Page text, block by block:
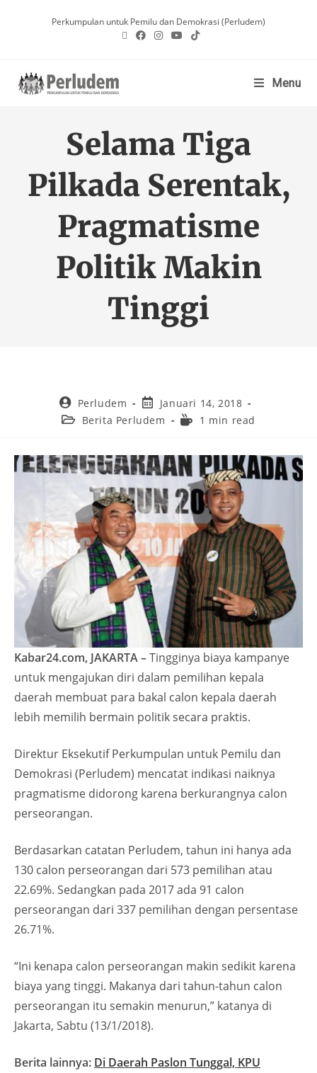
Perkumpulan untuk Pemilu dan Demokrasi (Perludem)
Menu
Selama Tiga
Pilkada Serentak,
Pragmatisme
Politik Makin
Tinggi
Perludem
Januari 14, 2018
Berita Perludem
1 min read
Kabar24.com, JAKARTA –Tingginya biaya kampanye
untuk mengajukan diri dalam pemilihan kepala
daerah membuat para bakal calon kepala daerah
lebih memilih bermain politik secara praktis.
Direktur Eksekutif Perkumpulan untuk Pemilu dan
Demokrasi (Perludem) mencatat indikasi naiknya
pragmatisme didorong karena berkurangnya calon
perseorangan.
Berdasarkan catatan Perludem, tahun ini hanya ada
130 calon perseorangan dari 573 pemilihan atau
22.69%. Sedangkan pada 2017 ada 91 calon
perseorangan dari 337 pemilihan dengan persentase
26.71%.
“Ini kenapa calon perseorangan makin sedikit karena
biaya yang tinggi. Makanya dari tahun-tahun calon
perseorangan itu semakin menurun,” katanya di
Jakarta, Sabtu (13/1/2018).
Berita lainnya: Di Daerah Paslon Tunggal, KPU